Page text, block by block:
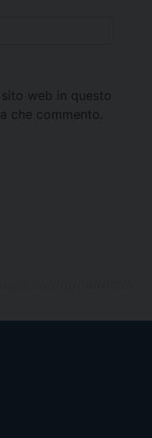
web in questo
che commento.